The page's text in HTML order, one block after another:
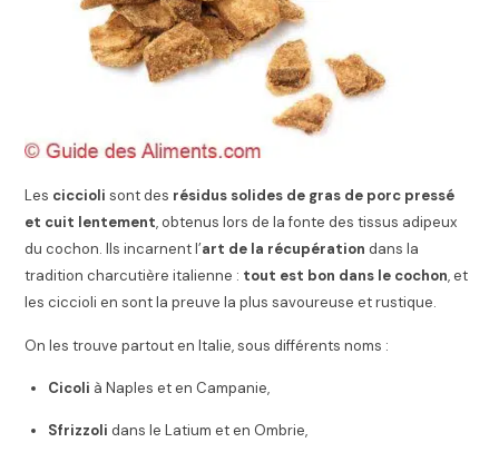
Les ciccioli sont des résidus solides de gras de porc pressé
et cuit lentement, obtenus lors de la fonte des tissus adipeux
du cochon. Ils incarnent l’art de la récupération dans la
tradition charcutière italienne : tout est bon dans le cochon, et
les ciccioli en sont la preuve la plus savoureuse et rustique.
On les trouve partout en Italie, sous différents noms :
Cicoli à Naples et en Campanie,
Sfrizzoli dans le Latium et en Ombrie,